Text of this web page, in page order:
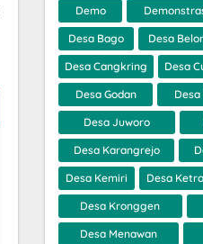
Demo
Desa Bago Desa Belor
Desa Cangkring Desa
Desa Godan
Desa Juworo
Desa Karangrejo
Desa Kemiri Desa Ketro
Desa Kronggen
Desa Menawan